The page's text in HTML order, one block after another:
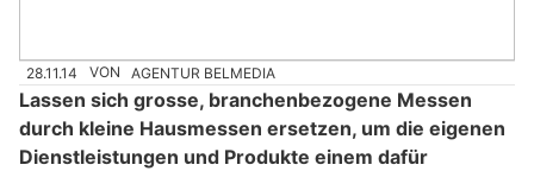
28.11.14 VON AGENTUR BELMEDIA
Lassen sich grosse, branchenbezogene Messen
durch kleine Hausmessen ersetzen, um die eigenen
Dienstleistungen und Produkte einem dafür